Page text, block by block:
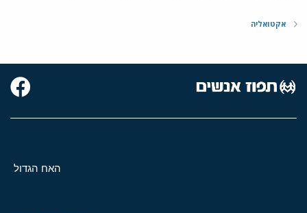
אקטואליה
האח הגדול